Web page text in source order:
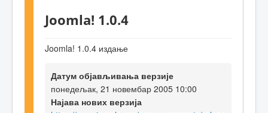
Joomla! 1.0.4
Joomla! 1.0.4 издање
Датум објављивања верзије
понедељак, 21 новембар 2005 10:00
Најава нових верзија